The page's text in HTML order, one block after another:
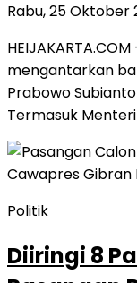
Rabu, 25 Oktober
mengantarkan
Prabowo
Termasuk
Politik
Diiringi 8